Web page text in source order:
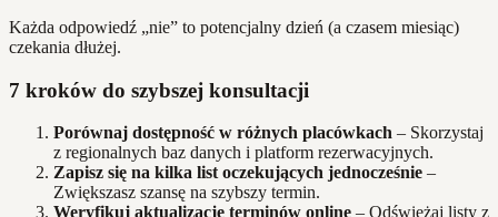
Każda odpowiedź „nie” to potencjalny dzień (a czasem miesiąc)
czekania dłużej.
7 kroków do szybszej konsultacji
Porównaj dostępność w różnych placówkach – Skorzystaj
z regionalnych baz danych i platform rezerwacyjnych.
Zapisz się na kilka list oczekujących jednocześnie –
Zwiększasz szansę na szybszy termin.
Weryfikuj aktualizacje terminów online – Odświeżaj listy z